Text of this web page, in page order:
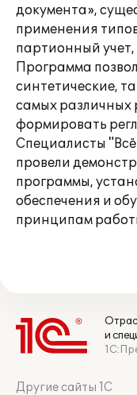
документа»,
применения
партионный учет,
Программа
синтетические,
самых различных
формировать
Специалисты
провели
программы,
обеспечения и
принципам
и
Другие сайты 1С